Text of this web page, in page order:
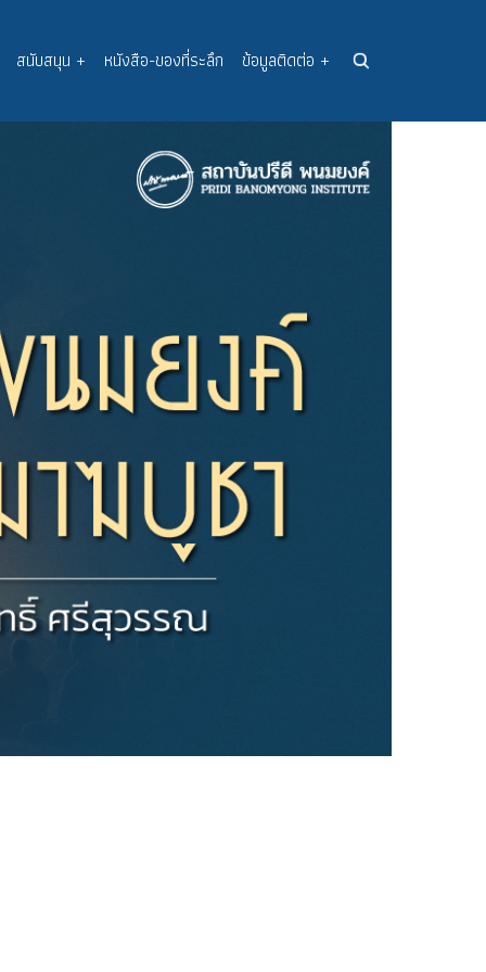
สนับสนุน + หนังสือ-ของที่ระลึก ข้อมูลติดต่อ +